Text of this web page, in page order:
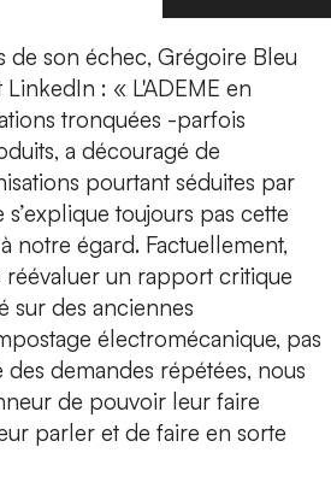
de son échec, Grégoire Bleu
: « L'ADEME en
tronquées -parfois
a découragé de
pourtant séduites par
toujours pas cette
notre égard. Factuellement,
réévaluer un rapport critique
sur des anciennes
électromécanique, pas
demandes répétées, nous
de pouvoir leur faire
parler et de faire en sorte